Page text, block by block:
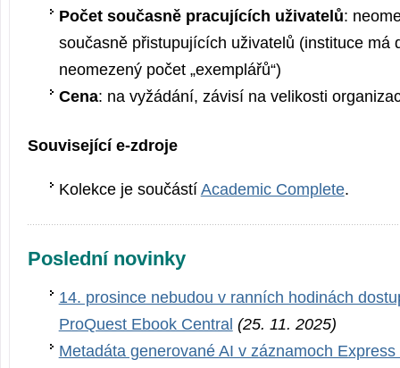
Počet současně pracujících uživatelů:
současně přistupujících uživatelů (instituce má
neomezený počet „exemplářů“)
Cena: na vyžádání, závisí na velikosti
Související e-zdroje
Kolekce je součástí Academic Complete.
Poslední novinky
14. prosince nebudou v ranních hodinách
ProQuest Ebook Central (25. 11. 2025)
Metadáta generované AI v záznamoch